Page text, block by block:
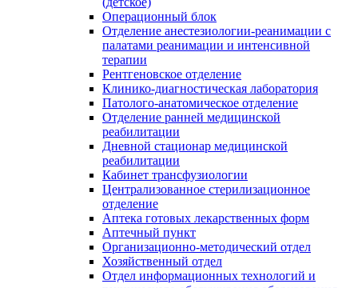
Операционный блок
Отделение анестезиологии-реанимации с
палатами реанимации и интенсивной
терапии
Рентгеновское отделение
Клинико-диагностическая лаборатория
Патолого-анатомическое отделение
Отделение ранней медицинской
реабилитации
Дневной стационар медицинской
реабилитации
Кабинет трансфузиологии
Централизованное стерилизационное
отделение
Аптека готовых лекарственных форм
Аптечный пункт
Организационно-методический отдел
Хозяйственный отдел
Отдел информационных технологий и